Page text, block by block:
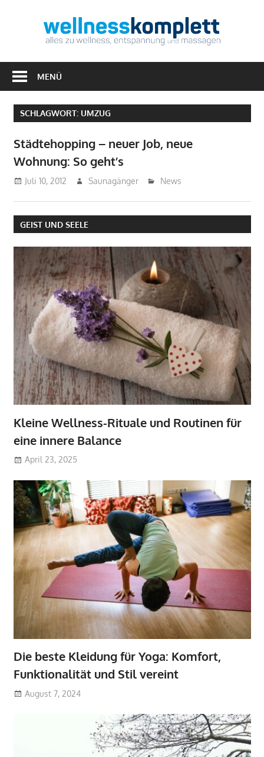
zu
Entspannung
MENÜ
SCHLAGWORT: UMZUG
Städtehopping – neuer Job, neue
Wohnung: So geht’s
Juli 10, 2012 Saunagänger News
GEIST UND SEELE
Kleine Wellness-Rituale und Routinen für
eine innere Balance
April 23, 2025
Die beste Kleidung für Yoga: Komfort,
Funktionalität und Stil vereint
August 7, 2024